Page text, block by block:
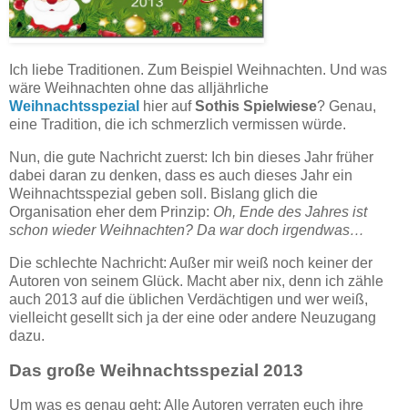
Ich liebe Traditionen. Zum Beispiel Weihnachten. Und was
wäre Weihnachten ohne das alljährliche
Weihnachtsspezial hier aufSothis Spielwiese? Genau,
eine Tradition, die ich schmerzlich vermissen würde.
Nun, die gute Nachricht zuerst: Ich bin dieses Jahr früher
dabei daran zu denken, dass es auch dieses Jahr ein
Weihnachtsspezial geben soll. Bislang glich die
Organisation eher dem Prinzip: Oh, Ende des Jahres ist
schon wieder Weihnachten? Da war doch irgendwas…
Die schlechte Nachricht: Außer mir weiß noch keiner der
Autoren von seinem Glück. Macht aber nix, denn ich zähle
auch 2013 auf die üblichen Verdächtigen und wer weiß,
vielleicht gesellt sich ja der eine oder andere Neuzugang
dazu.
Das große Weihnachtsspezial 2013
Um was es genau geht: Alle Autoren verraten euch ihre